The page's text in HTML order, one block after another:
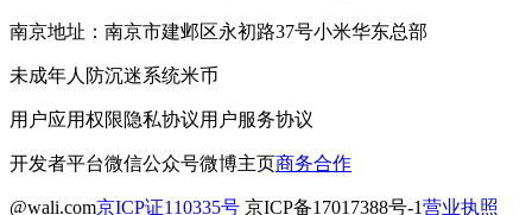
南京地址：南京市建邺区永初路37号小米华东总部
未成年人防沉迷系统米币
用户应用权限隐私协议用户服务协议
开发者平台微信公众号微博主页商务合作
@wali.com京ICP证110335号 京ICP备17017388号-1营业执照